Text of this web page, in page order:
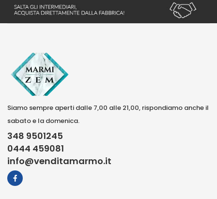
Siamo sempre aperti dalle 7,00 alle 21,00, rispondiamo anche il
sabato e la domenica.
348 9501245
0444 459081
info@venditamarmo.it